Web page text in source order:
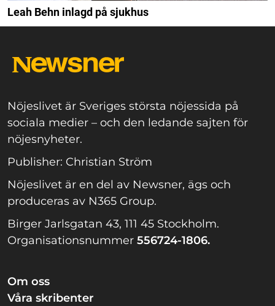
Leah Behn inlagd på sjukhus
Nöjeslivet är Sveriges största nöjessida på
sociala medier – och den ledande sajten för
nöjesnyheter.
Publisher: Christian Ström
Nöjeslivet är en del av Newsner, ägs och
produceras av N365 Group.
Birger Jarlsgatan 43, 111 45 Stockholm.
Organisationsnummer 556724-1806.
Om oss
Våra skribenter